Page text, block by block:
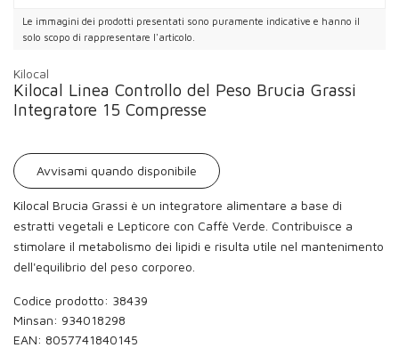
Le immagini dei prodotti presentati sono puramente indicative e hanno il
solo scopo di rappresentare l'articolo.
Kilocal
Kilocal Linea Controllo del Peso Brucia Grassi
Integratore 15 Compresse
Avvisami quando disponibile
Kilocal Brucia Grassi è un integratore alimentare a base di
estratti vegetali e Lepticore con Caffè Verde. Contribuisce a
stimolare il metabolismo dei lipidi e risulta utile nel mantenimento
dell'equilibrio del peso corporeo.
Codice prodotto: 38439
Minsan: 934018298
EAN: 8057741840145